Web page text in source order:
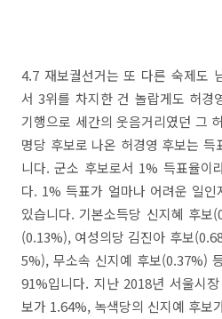
4.7 재보궐선거는 또 다른 숙제도
서 3위를 차지한 건 놀랍게도 허경
기행으로 세간의 웃음거리였던 그
명당 후보로 나온 허경영 후보는
니다. 군소 후보로서 1% 득표율이
다. 1% 득표가 얼마나 어려운 일
있습니다. 기본소득당 신지혜 후보
(0.13%), 여성의당 김진아 후보
5%), 무소속 신지예 후보(0.37%)
91%입니다. 지난 2018년 서울시
보가 1.64%, 녹색당의 신지예 후보